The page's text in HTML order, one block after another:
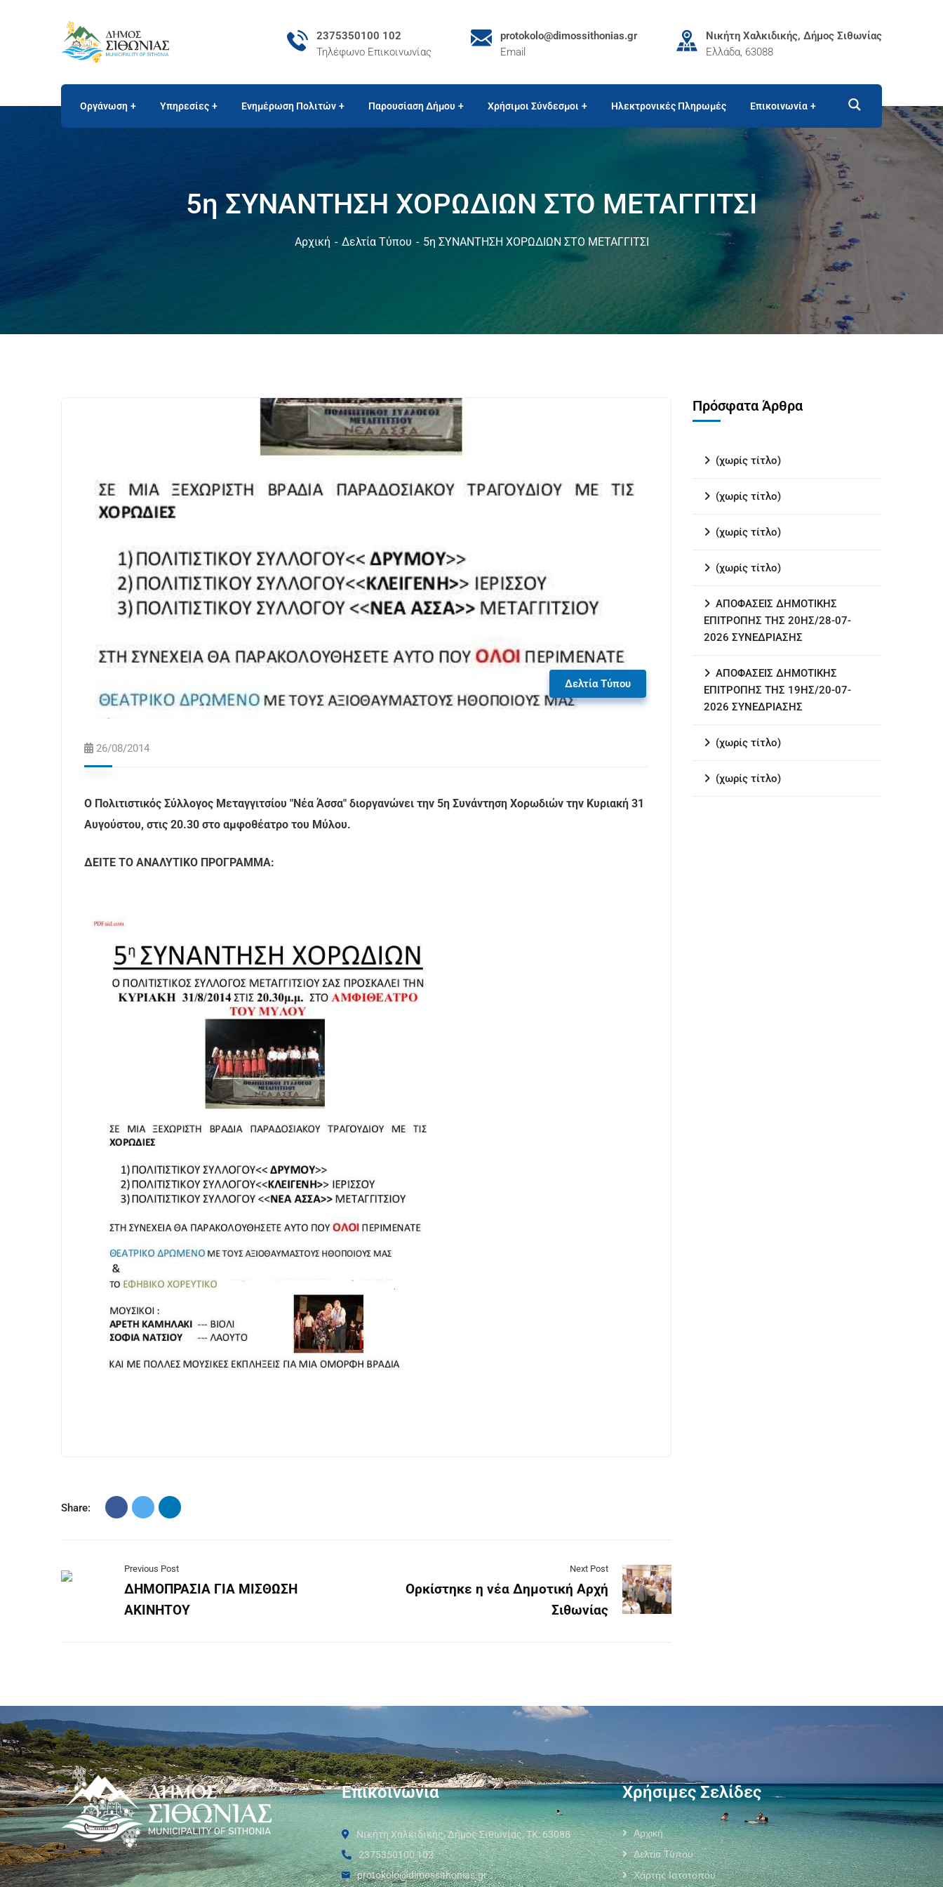
2375350100 102
Τηλέφωνο Επικοινωνίας
protokolo@dimossithonias.gr
Email
Νικήτη Χαλκιδικής, Δήμος Σιθωνίας
Ελλάδα, 63088
Οργάνωση Υπηρεσίες Ενημέρωση Πολιτών Παρουσίαση Δήμου Χρήσιμοι Σύνδεσμοι Ηλεκτρονικές Πληρωμές Επικοινωνία
5η ΣΥΝΑΝΤΗΣΗ ΧΟΡΩΔΙΩΝ ΣΤΟ ΜΕΤΑΓΓΙΤΣΙ
Αρχική Δελτία Τύπου 5η ΣΥΝΑΝΤΗΣΗ ΧΟΡΩΔΙΩΝ ΣΤΟ ΜΕΤΑΓΓΙΤΣΙ
Δελτία Τύπου
26/08/2014
Ο Πολιτιστικός Σύλλογος Μεταγγιτσίου "Νέα Άσσα" διοργανώνει την 5η Συνάντηση Χορωδιών την Κυριακή 31
Αυγούστου, στις 20.30 στο αμφοθέατρο του Μύλου.
ΔΕΙΤΕ ΤΟ ΑΝΑΛΥΤΙΚΟ ΠΡΟΓΡΑΜΜΑ:
Share:
Previous Post
ΔΗΜΟΠΡΑΣΙΑ ΓΙΑ ΜΙΣΘΩΣΗ
ΑΚΙΝΗΤΟΥ
Next Post
Ορκίστηκε η νέα Δημοτική Αρχή
Σιθωνίας
Πρόσφατα Άρθρα
(χωρίς τίτλο)
(χωρίς τίτλο)
(χωρίς τίτλο)
(χωρίς τίτλο)
ΑΠΟΦΑΣΕΙΣ ΔΗΜΟΤΙΚΗΣ
ΕΠΙΤΡΟΠΗΣ ΤΗΣ 20ΗΣ/28-07-
2026 ΣΥΝΕΔΡΙΑΣΗΣ
ΑΠΟΦΑΣΕΙΣ ΔΗΜΟΤΙΚΗΣ
ΕΠΙΤΡΟΠΗΣ ΤΗΣ 19ΗΣ/20-07-
2026 ΣΥΝΕΔΡΙΑΣΗΣ
(χωρίς τίτλο)
(χωρίς τίτλο)
Επικοινωνία
Νικήτη Χαλκιδικής, Δήμος Σιθωνίας, ΤΚ: 63088
2375350100 102
protokolo@dimossithonias.gr
Χρήσιμες Σελίδες
Αρχική
Δελτία Τύπου
Χάρτης Ιστοτόπου